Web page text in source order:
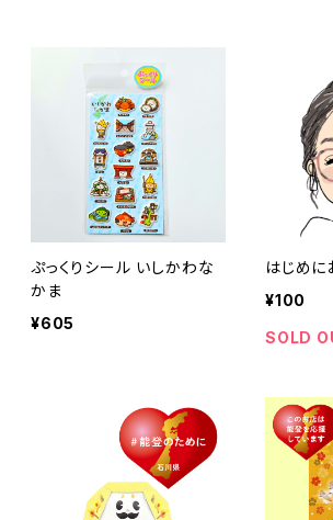
ぷっくりシール いしかわな
かま
¥605
はじめに
¥100
SOLD